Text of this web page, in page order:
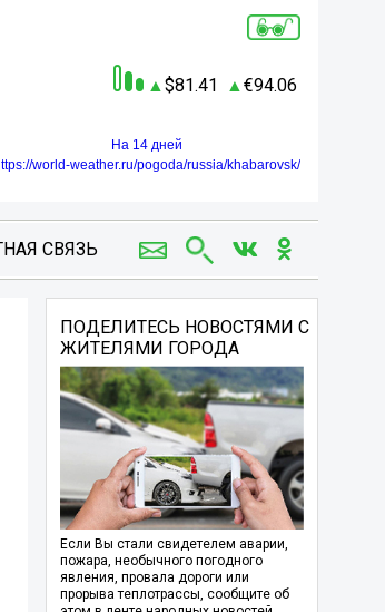
81.41 94.06
На 14 дней
world-weather.ru/pogoda/russia/khabarovsk/
СВЯЗЬ
ПОДЕЛИТЕСЬ НОВОСТЯМИ С
ЖИТЕЛЯМИ ГОРОДА
Если Вы стали свидетелем аварии,
пожара, необычного погодного
явления, провала дороги или
прорыва теплотрассы, сообщите об